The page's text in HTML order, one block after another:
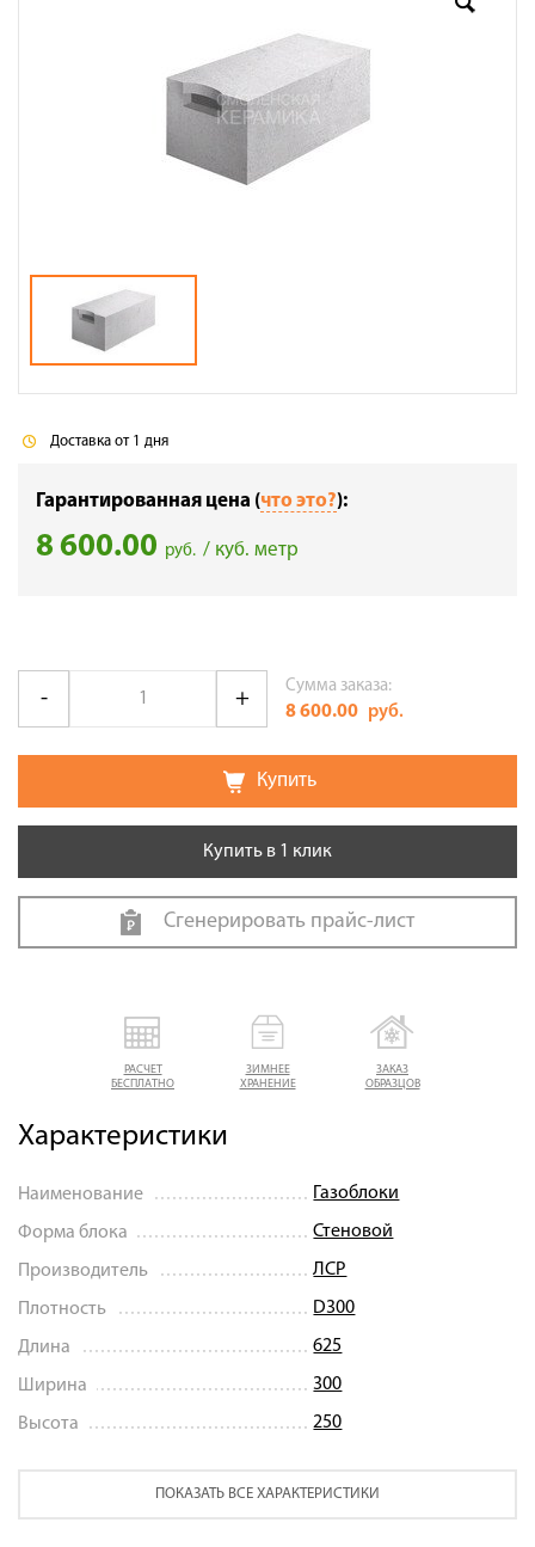
РАСЧЕТ
БЕСПЛАТНО
ЗИМНЕЕ
ХРАНЕНИЕ
ЗАКАЗ
ОБРАЗЦОВ
Характеристики
Наименование Газоблоки
Форма блока Стеновой
Производитель ЛСР
Плотность D300
Длина 625
Ширина 300
Высота 250
ПОКАЗАТЬ ВСЕ ХАРАКТЕРИСТИКИ
Доставка от 1 дня
Гарантированная цена (что это?):
8 600.00 руб. / куб. метр
Сумма заказа:
8 600.00 руб.
Купить
Купить в 1 клик
Сгенерировать прайс-лист